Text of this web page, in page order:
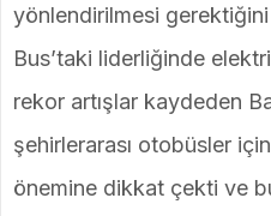
yönlendirilmesi
Bus’taki liderliğinde
rekor artışlar kaydeden
şehirlerarası otobüsler için
önemine dikkat çekti ve